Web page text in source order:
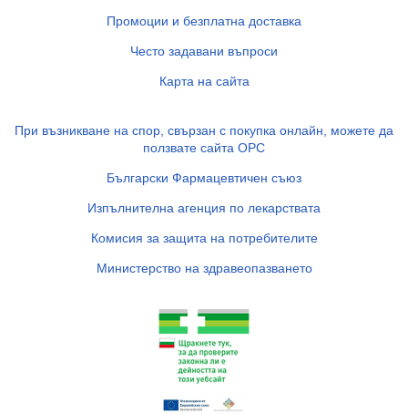
Промоции и безплатна доставка
Често задавани въпроси
Карта на сайта
При възникване на спор, свързан с покупка онлайн, можете да
ползвате сайта ОРС
Български Фармацевтичен съюз
Изпълнителна агенция по лекарствата
Комисия за защита на потребителите
Министерство на здравеопазването